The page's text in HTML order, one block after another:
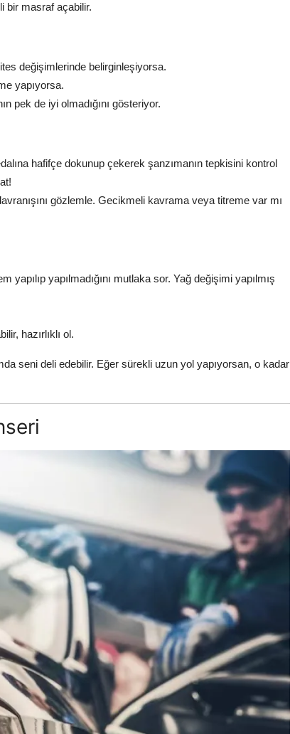
bir masraf açabilir.
değişimlerinde belirginleşiyorsa.
yapıyorsa.
pek de iyi olmadığını gösteriyor.
hafifçe dokunup çekerek şanzımanın tepkisini kontrol
gözlemle. Gecikmeli kavrama veya titreme var mı
yapılıp yapılmadığını mutlaka sor. Yağ değişimi yapılmış
hazırlıklı ol.
seni deli edebilir. Eğer sürekli uzun yol yapıyorsan, o kadar